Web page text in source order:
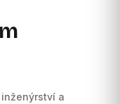
a